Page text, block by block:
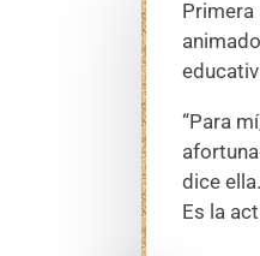
Primera
“Para
dice
Es la